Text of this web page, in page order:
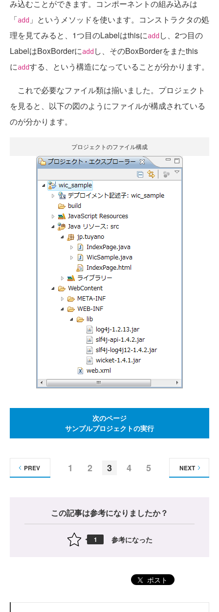
み込むことができます。コンポーネントの組み込みは
「add 」というメソッドを使います。コンストラクタの処
理を見てみると、1つ目のLabelはthisにadd し、2つ目の
LabelはBoxBorderにadd し、そのBoxBorderをまたthis
にaddする、という構造になっていることが分かります。
これで必要なファイル類は揃いました。プロジェクト
を見ると、以下の図のようにファイルが構成されている
のが分かります。
プロジェクトのファイル構成
次のページ
サンプルプロジェクトの実行
1 2 3 4 5
PREV NEXT
この記事は参考になりましたか？
1 参考になった
ポスト